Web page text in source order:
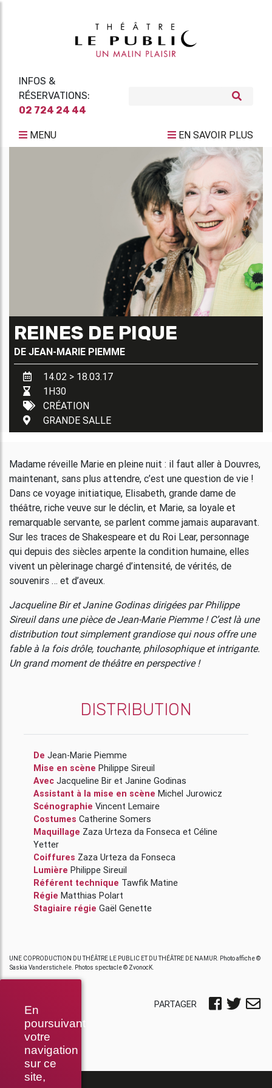
En
poursuivant
votre
navigation
sur ce
site,
INFOS &
RÉSERVATIONS:
02 724 24 44
MENU EN SAVOIR PLUS
REINES DE PIQUE
DE JEAN-MARIE PIEMME
14.02 > 18.03.17
1H30
CRÉATION
GRANDE SALLE
Madame réveille Marie en pleine nuit : il faut aller à Douvres,
maintenant, sans plus attendre, c’est une question de vie !
Dans ce voyage initiatique, Elisabeth, grande dame de
théâtre, riche veuve sur le déclin, et Marie, sa loyale et
remarquable servante, se parlent comme jamais auparavant.
Sur les traces de Shakespeare et du Roi Lear, personnage
qui depuis des siècles arpente la condition humaine, elles
vivent un pèlerinage chargé d’intensité, de vérités, de
souvenirs … et d’aveux.
Jacqueline Bir et Janine Godinas dirigées par Philippe
Sireuil dans une pièce de Jean-Marie Piemme ! C’est là une
distribution tout simplement grandiose qui nous offre une
fable à la fois drôle, touchante, philosophique et intrigante.
Un grand moment de théâtre en perspective !
DISTRIBUTION
De Jean-Marie Piemme
Mise en scène Philippe Sireuil
Avec
Jacqueline Bir et
Janine Godinas
Assistant à la mise en scène Michel Jurowicz
Scénographie Vincent Lemaire
Costumes Catherine Somers
Maquillage Zaza Urteza da Fonseca et Céline
Yetter
Coiffures Zaza Urteza da Fonseca
Lumière Philippe Sireuil
Référent technique Tawfik Matine
Régie Matthias Polart
Stagiaire régie Gaël Genette
UNE COPRODUCTION DU THÉÂTRE LE PUBLIC ET DU THÉÂTRE DE NAMUR. Photo affiche ©
Saskia Vanderstichele. Photos spectacle © ZvonocK.
PARTAGER